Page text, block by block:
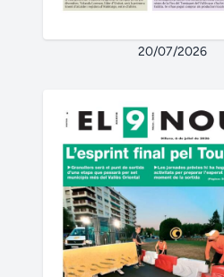
20/07/2026